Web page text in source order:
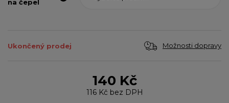
na čepel
Ukončený prodej Možnosti dopravy
140 Kč
116 Kč bez DPH